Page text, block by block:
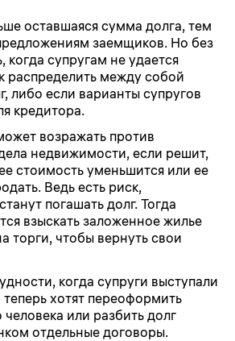
оставшаяся сумма долга, тем
заемщиков. Но без
когда супругам не удается
распределить между собой
либо если варианты супругов
кредитора.
возражать против
недвижимости, если решит,
стоимость уменьшится или ее
Ведь есть риск,
погашать долг. Тогда
взыскать заложенное жилье
торги, чтобы вернуть свои
когда супруги выступали
хотят переоформить
или разбить долг
отдельные договоры.